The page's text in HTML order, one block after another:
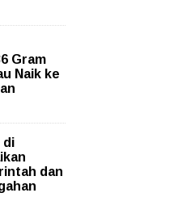
Gram
Naik ke
di
dan